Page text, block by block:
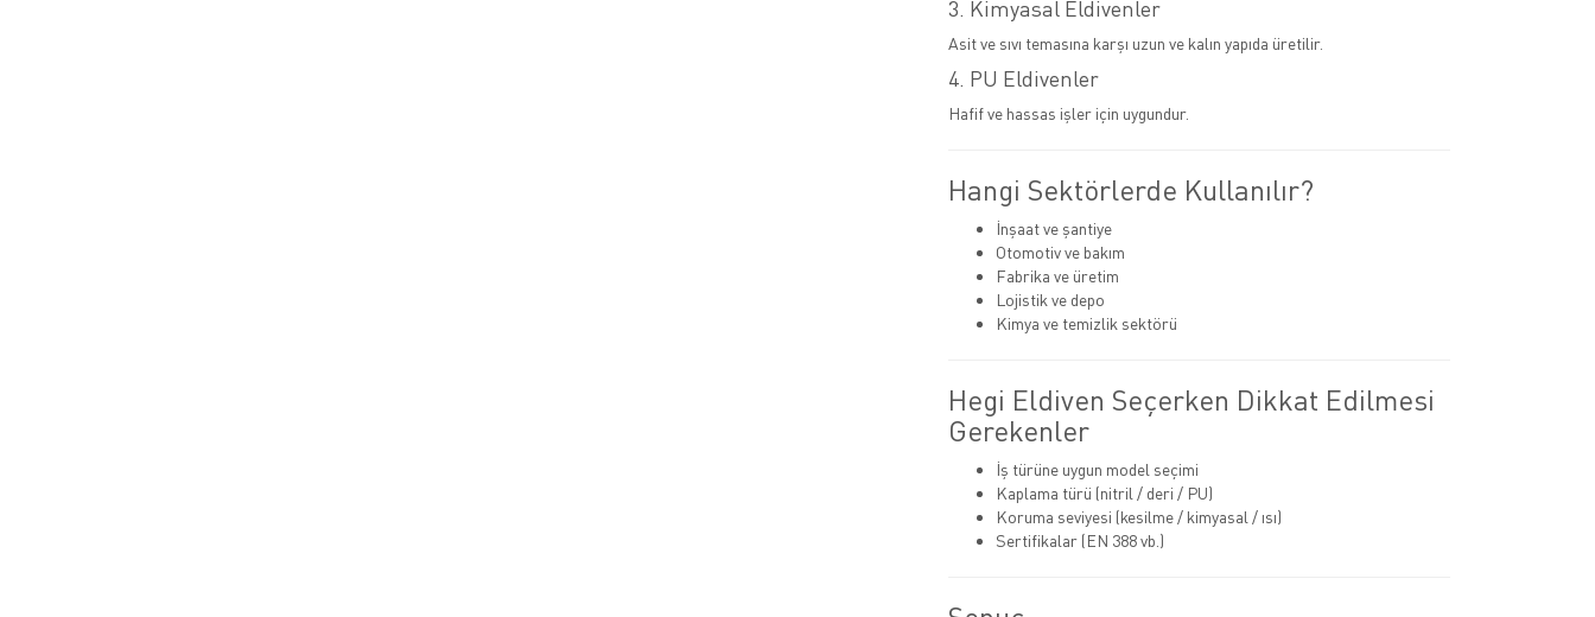
3. Kimyasal Eldivenler
Asit ve sıvı temasına karşı uzun ve kalın yapıda üretilir.
4. PU Eldivenler
Hafif ve hassas işler için uygundur.
Hangi Sektörlerde Kullanılır?
İnşaat ve şantiye
Otomotiv ve bakım
Fabrika ve üretim
Lojistik ve depo
Kimya ve temizlik sektörü
Hegi Eldiven Seçerken Dikkat Edilmesi
Gerekenler
İş türüne uygun model seçimi
Kaplama türü (nitril / deri / PU)
Koruma seviyesi (kesilme / kimyasal / ısı)
Sertifikalar (EN 388 vb.)